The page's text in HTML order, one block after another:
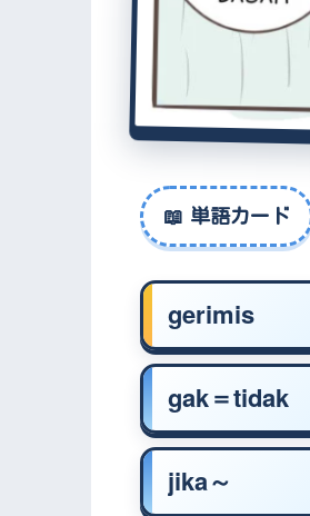
📖 単語カード
gerimis
gak＝tidak
jika～